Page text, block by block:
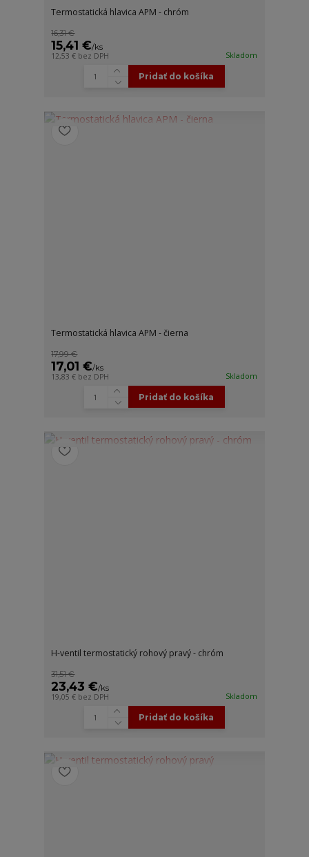
Termostatická hlavica APM - chróm
16,31 €
15,41 €/ks
12,53 € bez DPH Skladom
Pridať do košíka
Termostatická hlavica APM - čierna
17,99 €
17,01 €/ks
13,83 € bez DPH Skladom
Pridať do košíka
H-ventil termostatický rohový pravý - chróm
31,51 €
23,43 €/ks
19,05 € bez DPH Skladom
Pridať do košíka